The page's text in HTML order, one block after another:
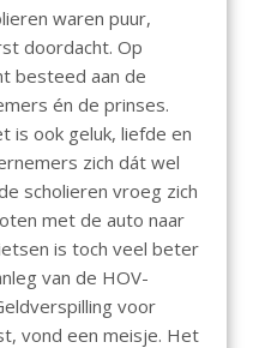
waren puur,
doordacht. Op
besteed aan de
én de prinses.
is ook geluk, liefde en
zich dát wel
scholieren vroeg zich
met de auto naar
is toch veel beter
van de HOV-
voor
vond een meisje. Het